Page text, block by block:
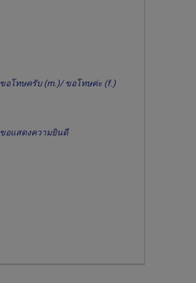
ขอโทษครับ (m.)/ ขอโทษค่ะ (f.)
ขอแสดงความยินดี